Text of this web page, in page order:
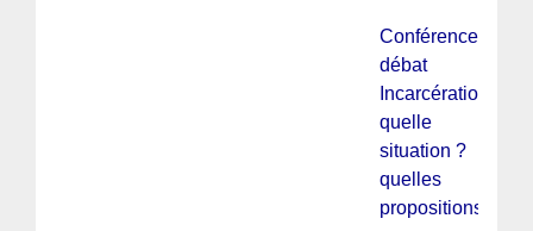
Conférence
débat
Incarcération :
quelle
situation ?
quelles
propositions ?